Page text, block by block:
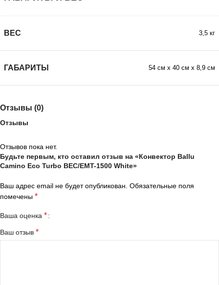
ВЕС 3,5 кг
ГАБАРИТЫ 54 см х 40 см х 8,9 см
Отзывы (0)
Отзывы
Отзывов пока нет.
Будьте первым, кто оставил отзыв на «Конвектор Ballu
Camino Eco Turbo BEC/EMT-1500 White»
Ваш адрес email не будет опубликован. Обязательные поля
помечены *
Ваша оценка *
Ваш отзыв *